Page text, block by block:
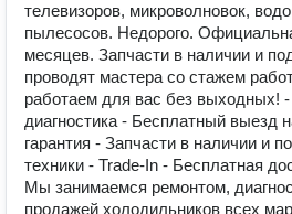
телевизоров, микроволновок,
пылесосов. Недорого.
месяцев. Запчасти в наличии и
проводят мастера со стажем
работаем для вас без выходных!
диагностика - Бесплатный выезд
гарантия - Запчасти в наличии и
техники - Trade-In - Бесплатная
Мы занимаемся ремонтом,
продажей холодильников всех